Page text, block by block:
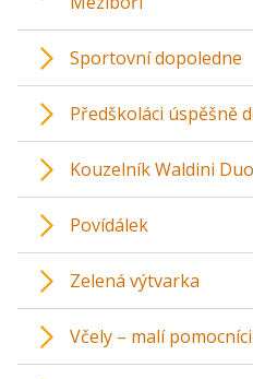
Sportovní dopoledne
Předškoláci úspěšně
Kouzelník Waldini
Povídálek
Zelená výtvarka
Včely – malí